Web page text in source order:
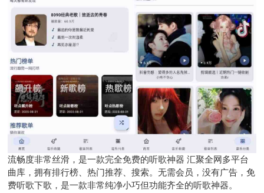
流畅度非常丝滑，是一款完全免费的听歌神器 汇聚全网多平台
曲库，拥有排行榜、热门推荐、搜索。无需会员，没有广告，免
费听歌下歌，是一款非常纯净小巧但功能齐全的听歌神器。